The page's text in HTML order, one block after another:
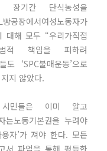
장기간 단식농성을
장에서여성노동자가
대해 모두 “우리가직접
적 책임을 피하려
‘SPC불매운동’으로
지 않았다.
민들은 이미 알고
노동기본권을 누려야
자’가 져야 한다. 모든
서 파업을 통해 평등한